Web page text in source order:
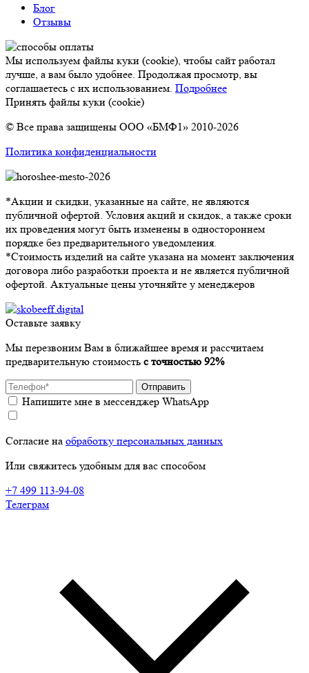
Блог
Отзывы
Мы используем файлы куки (cookie), чтобы сайт работал
лучше, а вам было удобнее. Продолжая просмотр, вы
соглашаетесь с их использованием. Подробнее
Принять файлы куки (cookie)
© Все права защищены ООО «БМФ1» 2010-2026
Политика конфиденциальности
*Акции и скидки, указанные на сайте, не являются
публичной офертой. Условия акций и скидок, а также сроки
их проведения могут быть изменены в одностороннем
порядке без предварительного уведомления.
*Стоимость изделий на сайте указана на момент заключения
договора либо разработки проекта и не является публичной
офертой. Актуальные цены уточняйте у менеджеров
Оставьте заявку
Мы перезвоним Вам в ближайшее время и рассчитаем
предварительную стоимость с точностью 92%
Отправить
Напишите мне в мессенджер WhatsApp
Согласие на обработку персональных данных
Или свяжитесь удобным для вас способом
+7 499 113-94-08
Телеграм